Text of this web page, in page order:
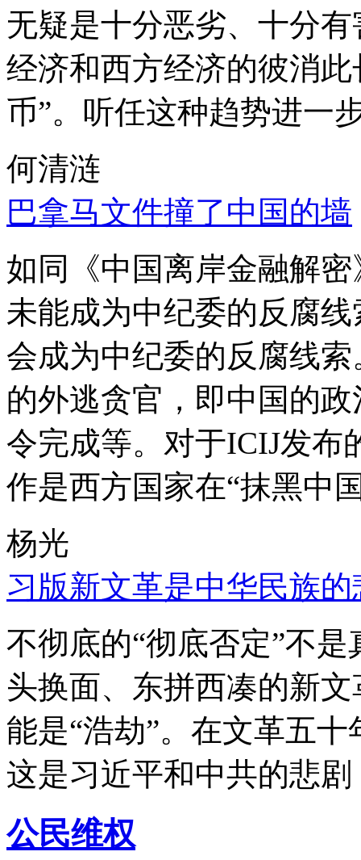
无疑是十分恶劣、十分
经济和西方经济的彼消
币”。听任这种趋势进一
何清涟
巴拿马文件撞了中国的墙
如同《中国离岸金融解
未能成为中纪委的反腐
会成为中纪委的反腐线
的外逃贪官，即中国的
令完成等。对于ICIJ发布
作是西方国家在“抹黑中
杨光
习版新文革是中华民族的
不彻底的“彻底否定”不
头换面、东拼西凑的新
能是“浩劫”。在文革五
这是习近平和中共的悲
公民维权